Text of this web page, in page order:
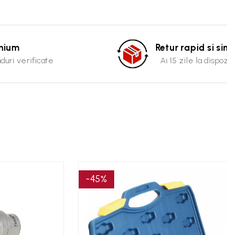
verificate
Retur rapid si
Ai 15 zile la
-45%